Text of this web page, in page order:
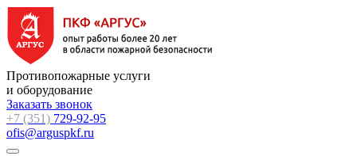
Противопожарные услуги
и оборудование
Заказать звонок
+7 (351) 729-92-95
ofis@arguspkf.ru